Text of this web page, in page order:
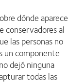
dónde aparece
conservadores al
las personas no
un componente
dejó ninguna
todas las